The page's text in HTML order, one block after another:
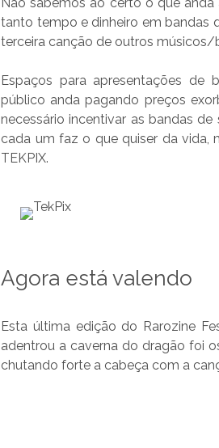
tanto tempo e dinheiro em bandas
terceira canção de outros músicos/
Espaços para apresentações de
público anda pagando preços
necessário incentivar as bandas
cada um faz o que quiser da vida,
TEKPIX.
Agora está valendo
Esta última edição do Rarozine
adentrou a caverna do dragão foi
chutando forte a cabeça com a